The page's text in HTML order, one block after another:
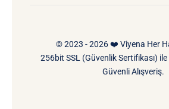
© 2023 - 2026 ❤️ Viyena Her
256bit SSL (Güvenlik Sertifikası)
Güvenli Alışveriş.